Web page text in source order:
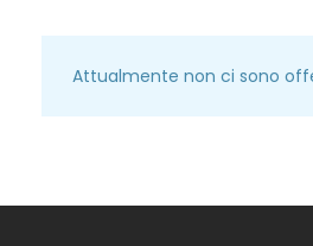
Attualmente non ci sono